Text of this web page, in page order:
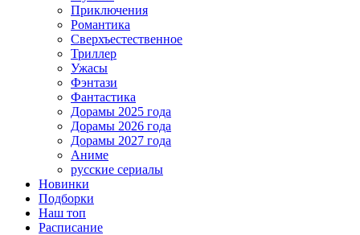
Приключения
Романтика
Сверхъестественное
Триллер
Ужасы
Фэнтази
Фантастика
Дорамы 2025 года
Дорамы 2026 года
Дорамы 2027 года
Аниме
русские сериалы
Новинки
Подборки
Наш топ
Расписание